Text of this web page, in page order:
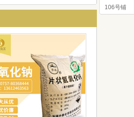
106号铺